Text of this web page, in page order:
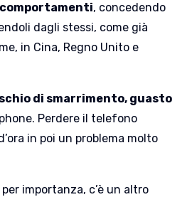
comportamenti, concedendo
dagli stessi, come già
in Cina, Regno Unito e
di smarrimento, guasto
Perdere il telefono
in poi un problema molto
importanza, c’è un altro